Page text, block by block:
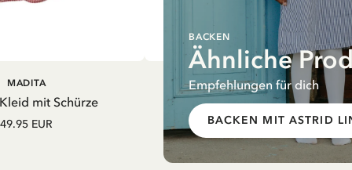
BACKEN
Ähnliche
Empfehlungen für dich
BACKEN MIT ASTRID
mit Schürze
MADITA
49.95 EUR
IN DEN
Lisabet Kleid Flügelärmel
MADITA
42.95 EUR